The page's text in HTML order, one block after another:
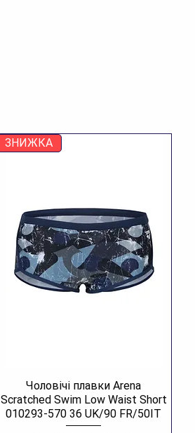
ЗНИЖКА
Чоловічі плавки Arena
Scratched Swim Low Waist Short
010293-570 36 UK/90 FR/50IT